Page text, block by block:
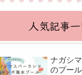
人気記事
ナガシ
のプー